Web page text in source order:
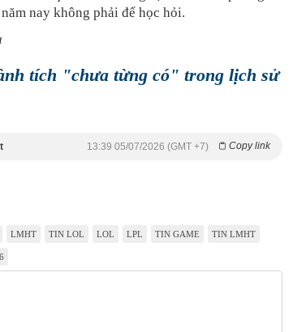
nay không phải để học hỏi.
tích "chưa từng có" trong lịch sử
Copy link
13:39 05/07/2026 (GMT +7)
LMHT TIN LOL LOL LPL TIN GAME TIN LMHT